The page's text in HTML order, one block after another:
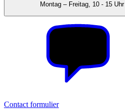
Montag – Freitag, 10 - 15 Uhr
Contact formulier